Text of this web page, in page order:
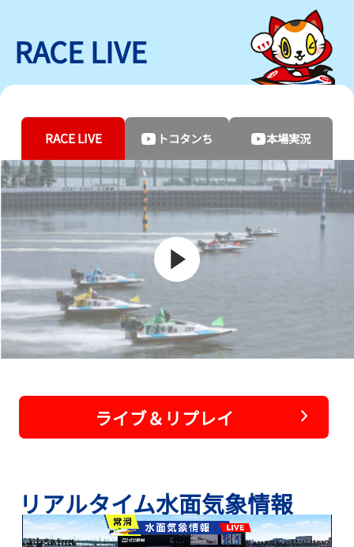
RACE LIVE
RACE LIVE トコタンち 本場実況
ライブ＆リプレイ
リアルタイム水面気象情報